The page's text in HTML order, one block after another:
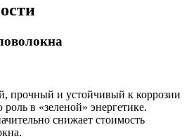
прочный и устойчивый к коррозии
в «зеленой» энергетике.
снижает стоимость